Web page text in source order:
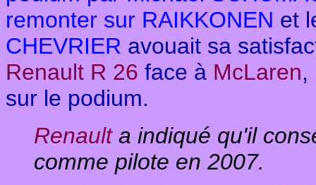
remonter sur RAIKKONEN et
CHEVRIER avouait sa
Renault R 26 face à McLaren,
sur le podium.
Renaulta indiqué qu'il
comme pilote en 2007.